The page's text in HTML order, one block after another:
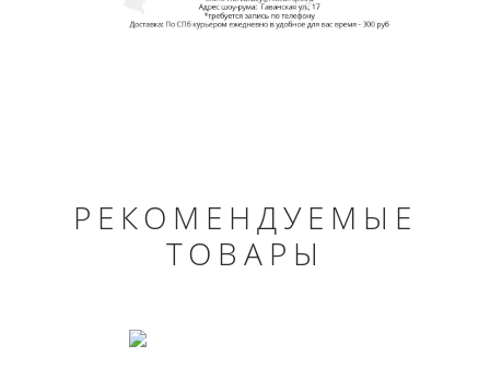
РЕКОМЕНДУЕМЫЕ
ТОВАРЫ